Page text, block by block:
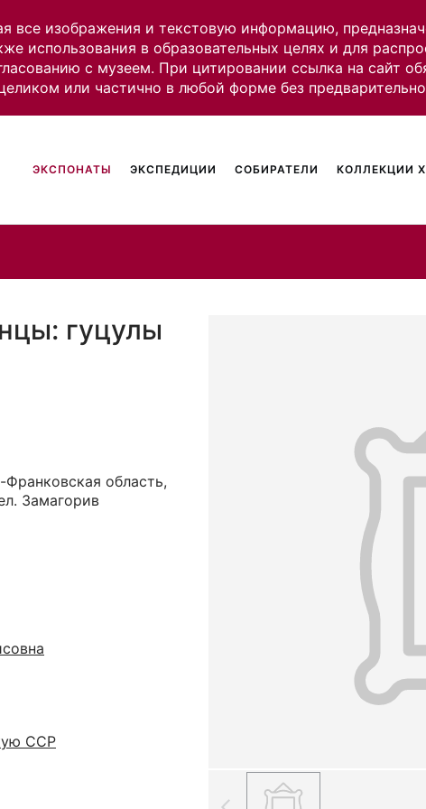
все изображения и текстовую информацию,
использования в образовательных целях и для
с музеем. При цитировании ссылка на сайт
или частично в любой форме без
ЭКСПОНАТЫ ЭКСПЕДИЦИИ СОБИРАТЕЛИ КОЛЛЕКЦИИ
гуцулы
область,
Замагорив
ССР